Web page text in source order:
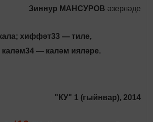
Зиннур МАНСУРОВ әзерләде
хиффәт33 — тиле,
— каләм ияләре.
"КУ" 1 (гыйнвар), 2014